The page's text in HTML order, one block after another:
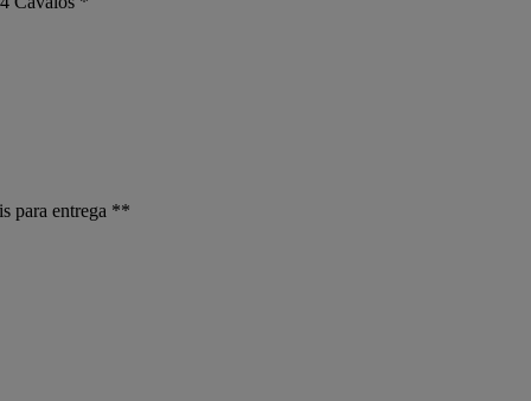
para entrega **